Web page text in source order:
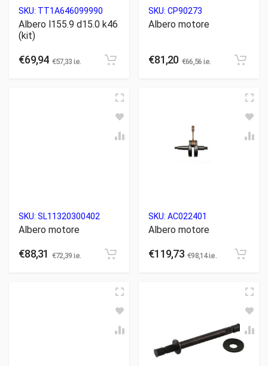
SKU: TT1A646099990
Albero l155.9 d15.0 k46
(kit)
€69,94 €57,33 i.e.
SKU: CP90273
Albero motore
€81,20 €66,56 i.e.
SKU: SL11320300402
Albero motore
€88,31 €72,39 i.e.
SKU: AC022401
Albero motore
€119,73 €98,14i.e.